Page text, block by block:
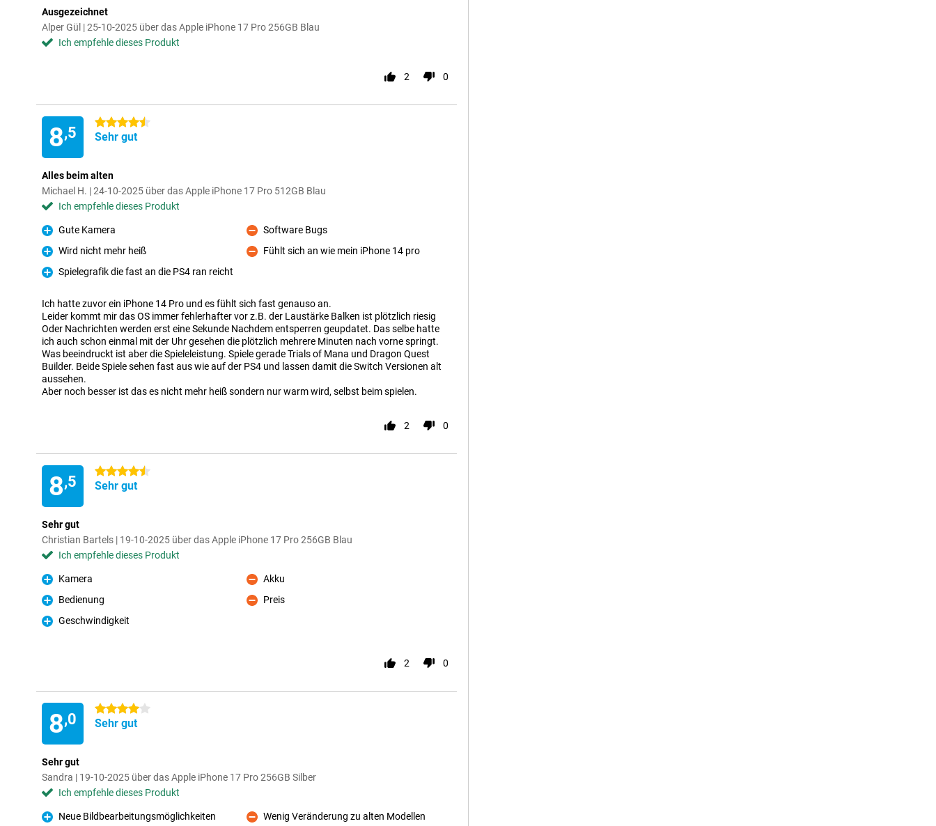
Ausgezeichnet
Alper Gül | 25-10-2025 über das Apple iPhone 17 Pro 256GB Blau
Ich empfehle dieses Produkt
2 0
8,5
4.5 Sterne
Sehr gut
Alles beim alten
Michael H. | 24-10-2025 über das Apple iPhone 17 Pro 512GB Blau
Ich empfehle dieses Produkt
Pro
Gute Kamera
Pro
Wird nicht mehr heiß
Pro
Spielegrafik die fast an die PS4 ran reicht
Kontra
Software Bugs
Kontra
Fühlt sich an wie mein iPhone 14 pro
Ich hatte zuvor ein iPhone 14 Pro und es fühlt sich fast genauso an.
Leider kommt mir das OS immer fehlerhafter vor z.B. der Laustärke Balken ist plötzlich riesig
Oder Nachrichten werden erst eine Sekunde Nachdem entsperren geupdatet. Das selbe hatte
ich auch schon einmal mit der Uhr gesehen die plötzlich mehrere Minuten nach vorne springt.
Was beeindruckt ist aber die Spieleleistung. Spiele gerade Trials of Mana und Dragon Quest
Builder. Beide Spiele sehen fast aus wie auf der PS4 und lassen damit die Switch Versionen alt
aussehen.
Aber noch besser ist das es nicht mehr heiß sondern nur warm wird, selbst beim spielen.
2 0
8,5
4.5 Sterne
Sehr gut
Sehr gut
Christian Bartels | 19-10-2025 über das Apple iPhone 17 Pro 256GB Blau
Ich empfehle dieses Produkt
Pro
Kamera
Pro
Bedienung
Pro
Geschwindigkeit
Kontra
Akku
Kontra
Preis
2 0
8,0
4 Sterne
Sehr gut
Sehr gut
Sandra | 19-10-2025 über das Apple iPhone 17 Pro 256GB Silber
Ich empfehle dieses Produkt
Neue Bildbearbeitungsmöglichkeiten Wenig Veränderung zu alten Modellen